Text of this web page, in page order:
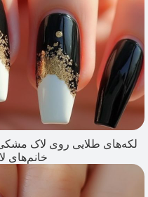
لکه‌های طلایی روی لاک
خانم‌های